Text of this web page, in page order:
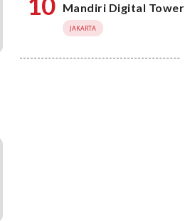
Mandiri Digital Tower
JAKARTA